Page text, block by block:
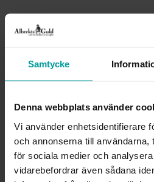
Samtycke
Denna webbplats använder
Vi använder enhetsidentifierare
och annonserna till användarna,
för sociala medier och
vidarebefordrar även sådana
Köpvillkor för
Öppet köp, ångerrätt och
samt graverade varor.
arbetsdagar för
INFO
LÄNGD CA (CM)
20.0
VARUMÄRKE
AB
MODELL